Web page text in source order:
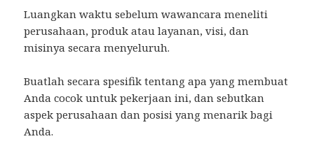
Luangkan waktu sebelum wawancara meneliti
perusahaan, produk atau layanan, visi, dan
misinya secara menyeluruh.
Buatlah secara spesifik tentang apa yang membuat
Anda cocok untuk pekerjaan ini, dan sebutkan
aspek perusahaan dan posisi yang menarik bagi
Anda.